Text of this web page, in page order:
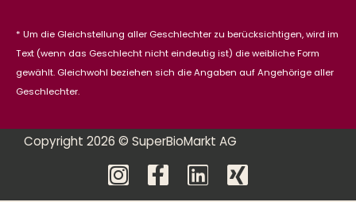
* Um die Gleichstellung aller Geschlechter zu berücksichtigen, wird im
Text (wenn das Geschlecht nicht eindeutig ist) die weibliche Form
gewählt. Gleichwohl beziehen sich die Angaben auf Angehörige aller
Geschlechter.
Copyright 2026 © SuperBioMarkt AG